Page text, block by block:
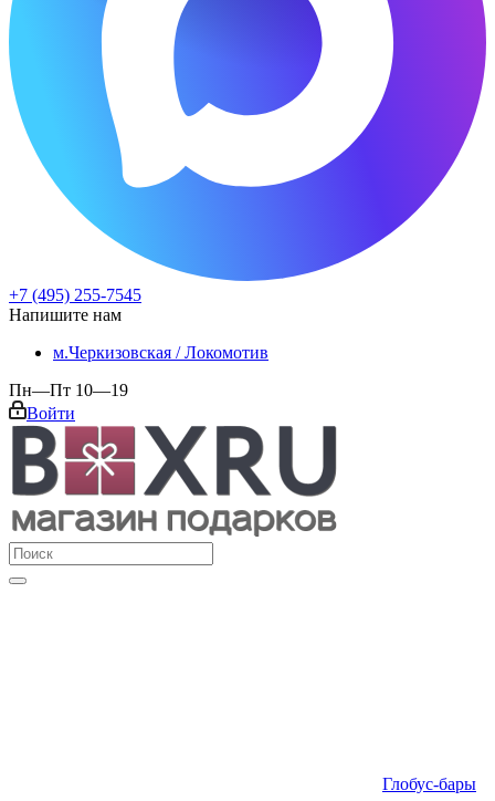
+7 (495) 255-7545
Напишите нам
м.Черкизовская / Локомотив
Пн—Пт 10—19
Войти
Глобус-бары